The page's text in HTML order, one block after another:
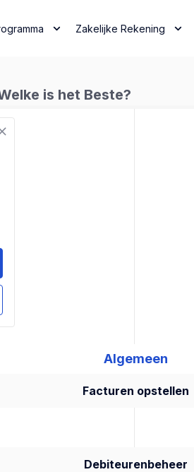
Zakelijke Rekening
is het Beste?
Algemeen
Facturen opstellen
Debiteurenbeheer